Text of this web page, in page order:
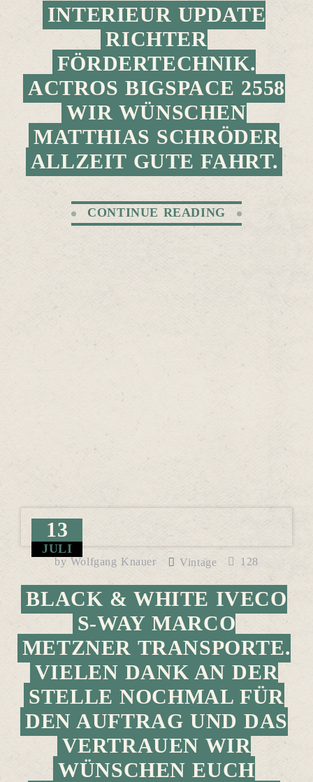
INTERIEUR UPDATE
RICHTER
FÖRDERTECHNIK.
ACTROS BIGSPACE 2558
WIR WÜNSCHEN
MATTHIAS SCHRÖDER
ALLZEIT GUTE FAHRT.
CONTINUE READING
13
JULI
by Wolfgang Knauer Vintage 128
BLACK & WHITE IVECO
S-WAY MARCO
METZNER TRANSPORTE.
VIELEN DANK AN DER
STELLE NOCHMAL FÜR
DEN AUFTRAG UND DAS
VERTRAUEN WIR
WÜNSCHEN EUCH